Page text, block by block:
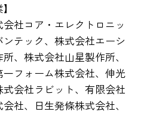
社コア・エレクトロニッ
テック、株式会社エーシ
、株式会社山星製作所、
フォーム株式会社、伸光
会社ラビット、有限会社
社、日生発條株式会社、